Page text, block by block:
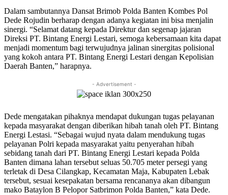
Dalam sambutannya Dansat Brimob Polda Banten Kombes Pol
Dede Rojudin berharap dengan adanya kegiatan ini bisa menjalin
sinergi. “Selamat datang kepada Direktur dan segenap jajaran
Direksi PT. Bintang Energi Lestari, semoga kebersamaan kita dapat
menjadi momentum bagi terwujudnya jalinan sinergitas polisional
yang kokoh antara PT. Bintang Energi Lestari dengan Kepolisian
Daerah Banten,” harapnya.
- Advertisement -
Dede mengatakan pihaknya mendapat dukungan tugas pelayanan
kepada masyarakat dengan diberikan hibah tanah oleh PT. Bintang
Energi Lestasi. “Sebagai wujud nyata dalam mendukung tugas
pelayanan Polri kepada masyarakat yaitu penyerahan hibah
sebidang tanah dari PT. Bintang Energi Lestari kepada Polda
Banten dimana lahan tersebut seluas 50.705 meter persegi yang
terletak di Desa Cilangkap, Kecamatan Maja, Kabupaten Lebak
tersebut, sesuai kesepakatan bersama rencananya akan dibangun
mako Bataylon B Pelopor Satbrimon Polda Banten,” kata Dede.